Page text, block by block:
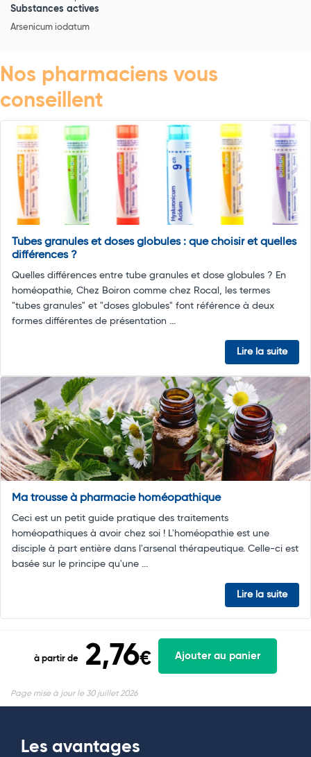
Substances actives
Arsenicum iodatum
Nos pharmaciens vous
conseillent
Tubes granules et doses globules : que choisir et quelles
différences ?
Quelles différences entre tube granules et dose globules ? En
homéopathie, Chez Boiron comme chez Rocal, les termes
"tubes granules" et "doses globules" font référence à deux
formes différentes de présentation ...
Lire la suite
Ma trousse à pharmacie homéopathique
Ceci est un petit guide pratique des traitements
homéopathiques à avoir chez soi ! L'homéopathie est une
disciple à part entière dans l'arsenal thérapeutique. Celle-ci est
basée sur le principe qu'une ...
Lire la suite
à partir de 2,76€ Ajouter au panier
Page mise à jour le 30 juillet 2026
Les avantages